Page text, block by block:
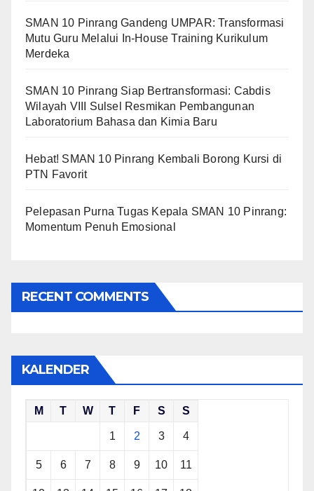
SMAN 10 Pinrang Gandeng UMPAR: Transformasi
Mutu Guru Melalui In-House Training Kurikulum
Merdeka
SMAN 10 Pinrang Siap Bertransformasi: Cabdis
Wilayah VIII Sulsel Resmikan Pembangunan
Laboratorium Bahasa dan Kimia Baru
Hebat! SMAN 10 Pinrang Kembali Borong Kursi di
PTN Favorit
Pelepasan Purna Tugas Kepala SMAN 10 Pinrang:
Momentum Penuh Emosional
RECENT COMMENTS
KALENDER
M T W T F S S
1 2 3 4
5 6 7 8 9 10 11